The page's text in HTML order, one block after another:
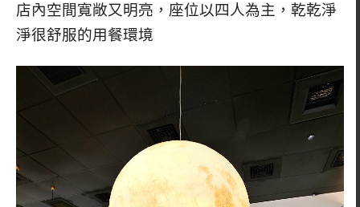
店內空間寬敞又明亮，座位以四人為主，乾乾淨
淨很舒服的用餐環境